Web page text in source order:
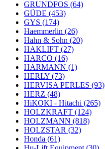
GRUNDFOS (64)
GÜDE (453)
GYS (174)
Haemmerlin (26)
Hahn & Sohn (20)
HAKLIFT (27)
HARCO (16)
HARMANN (1)
HERLY (73)
HERVISA PERLES (93)
HERZ (48)
HiKOKI - Hitachi (265)
HOLZKRAFT (124)
HOLZMANN (818)
HOLZSTAR (32)
Honda (61)